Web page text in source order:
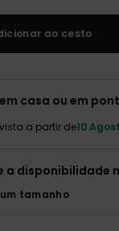
ao cesto
casa ou em
a partir de10
a disponibilidade
tamanho